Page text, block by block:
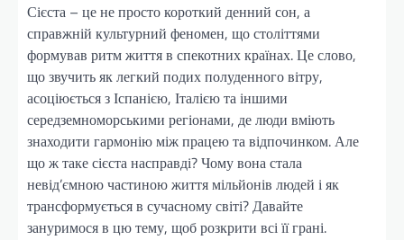
Сієста – це не просто короткий денний сон, а
справжній культурний феномен, що століттями
формував ритм життя в спекотних країнах. Це слово,
що звучить як легкий подих полуденного вітру,
асоціюється з Іспанією, Італією та іншими
середземноморськими регіонами, де люди вміють
знаходити гармонію між працею та відпочинком. Але
що ж таке сієста насправді? Чому вона стала
невід’ємною частиною життя мільйонів людей і як
трансформується в сучасному світі? Давайте
зануримося в цю тему, щоб розкрити всі її грані.